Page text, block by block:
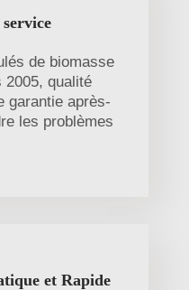
de biomasse
2005, qualité
garantie après-
les problèmes
et Rapide